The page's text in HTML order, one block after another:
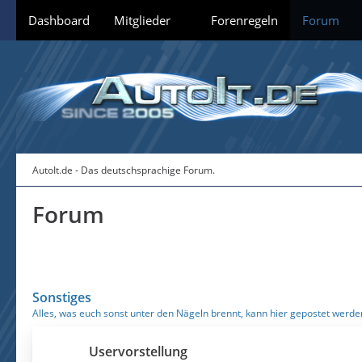
Dashboard Mitglieder Forenregeln Forum
AutoIt.de - Das deutschsprachige Forum.
Forum
Sonstiges
Alles, was euch sonst unter den Nägeln brennt, kann hier gepostet
Uservorstellung